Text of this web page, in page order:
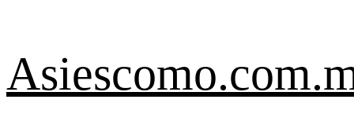
contenido